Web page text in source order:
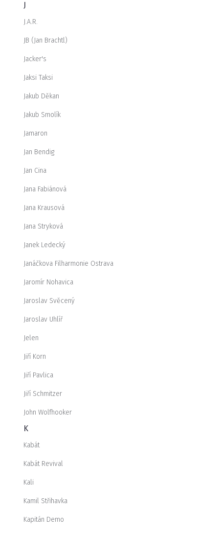
J
J.A.R.
JB (Jan Brachtl)
Jacker's
Jaksi Taksi
Jakub Děkan
Jakub Smolík
Jamaron
Jan Bendig
Jan Cina
Jana Fabiánová
Jana Krausová
Jana Stryková
Janek Ledecký
Janáčkova Filharmonie Ostrava
Jaromír Nohavica
Jaroslav Svěcený
Jaroslav Uhlíř
Jelen
Jiří Korn
Jiří Pavlica
Jiří Schmitzer
John Wolfhooker
K
Kabát
Kabát Revival
Kali
Kamil Střihavka
Kapitán Demo